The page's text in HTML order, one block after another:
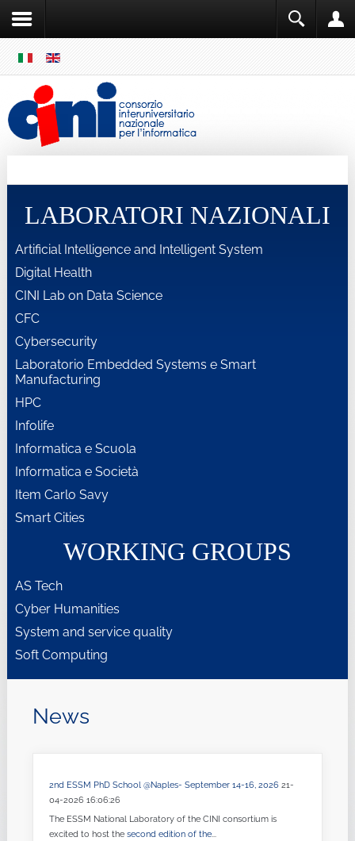
MENU
LABORATORI NAZIONALI
Artificial Intelligence and Intelligent System
Digital Health
CINI Lab on Data Science
CFC
Cybersecurity
Laboratorio Embedded Systems e Smart
Manufacturing
HPC
Infolife
Informatica e Scuola
Informatica e Società
Item Carlo Savy
Smart Cities
WORKING GROUPS
AS Tech
Cyber Humanities
System and service quality
Soft Computing
News
2nd ESSM PhD School @Naples- September 14-16, 2026 21-
04-2026 16:06:26
The ESSM National Laboratory of the CINI consortium is
excited to host the second edition of the...